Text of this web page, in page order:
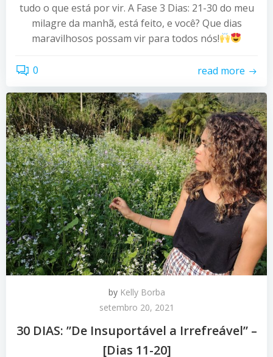
tudo o que está por vir. A Fase 3 Dias: 21-30 do meu
milagre da manhã, está feito, e você? Que dias
maravilhosos possam vir para todos nós!
0 read more
by Kelly Borba
setembro 20, 2021
30 DIAS: ”De Insuportável a Irrefreável” –
[Dias 11-20]